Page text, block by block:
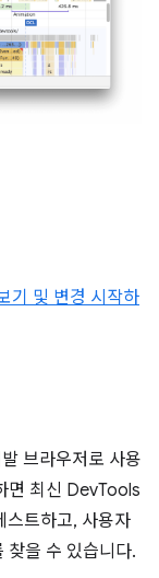
기 및 변경 시작하
브라우저로 사용
면 최신 DevTools
스트하고, 사용자
찾을 수 있습니다.